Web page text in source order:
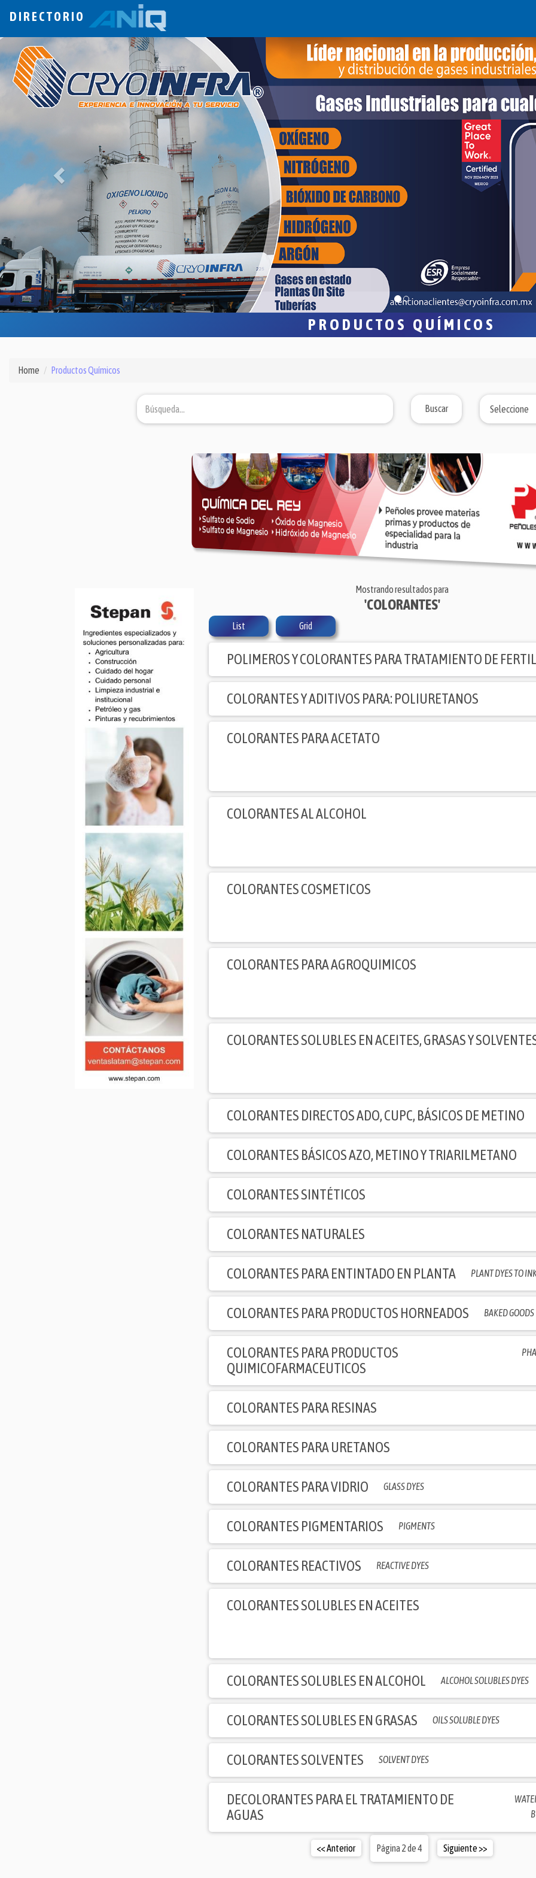
DIRECTORIO
PRODUCTOS QUÍMICOS
'COLORANTES'
POLIMEROS Y COLORANTES PARA TRATAMIENTO DE
COLORANTES Y ADITIVOS PARA: POLIURETANOS
COLORANTES PARA ACETATO
COLORANTES AL ALCOHOL
COLORANTES COSMETICOS
COLORANTES PARA AGROQUIMICOS
COLORANTES SOLUBLES EN ACEITES, GRASAS Y
COLORANTES DIRECTOS ADO, CUPC, BÁSICOS DE METINO
COLORANTES BÁSICOS AZO, METINO Y TRIARILMETANO
COLORANTES SINTÉTICOS
COLORANTES NATURALES
COLORANTES PARA ENTINTADO EN PLANTA PLANT DYES TO
COLORANTES PARA PRODUCTOS HORNEADOS BAKED GOODS
COLORANTES PARA PRODUCTOS
QUIMICOFARMACEUTICOS
COLORANTES PARA RESINAS
COLORANTES PARA URETANOS
COLORANTES PARA VIDRIO GLASS DYES
COLORANTES PIGMENTARIOS PIGMENTS
COLORANTES REACTIVOS REACTIVE DYES
COLORANTES SOLUBLES EN ACEITES
COLORANTES SOLUBLES EN ALCOHOL ALCOHOL SOLUBLES DYES
COLORANTES SOLUBLES EN GRASAS OILS SOLUBLE DYES
COLORANTES SOLVENTES SOLVENT DYES
DECOLORANTES PARA EL TRATAMIENTO DE
AGUAS